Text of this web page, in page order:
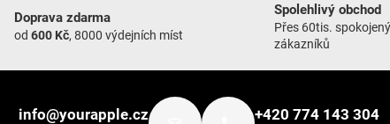
Doprava zdarma
od 600 Kč, 8000 výdejních míst
Spolehlivý obchod
Přes 60tis.
zákazníků
info@yourapple.cz +420 774 143 304